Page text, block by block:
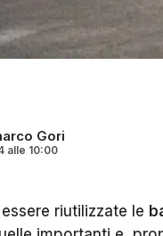
Gori
alle 10:00
riutilizzate le